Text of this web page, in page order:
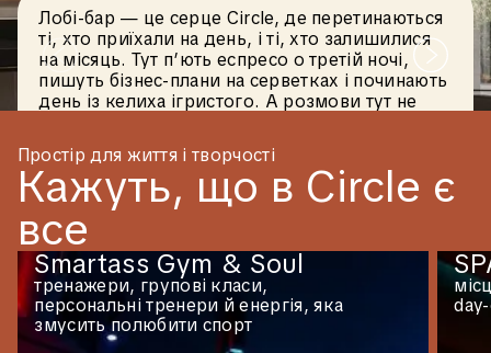
Лобі-бар — це серце Circle, де перетинаються
ті, хто приїхали на день, і ті, хто залишилися
на місяць. Тут п’ють еспресо о третій ночі,
пишуть бізнес-плани на серветках і починають
день із келиха ігристого. А розмови тут не
Простір для життя і творчості
Кажуть, що в Circle є
все
Smartass Gym & Soul
тренажери, групові класи,
персональні тренери й енергія, яка
змусить полюбити спорт